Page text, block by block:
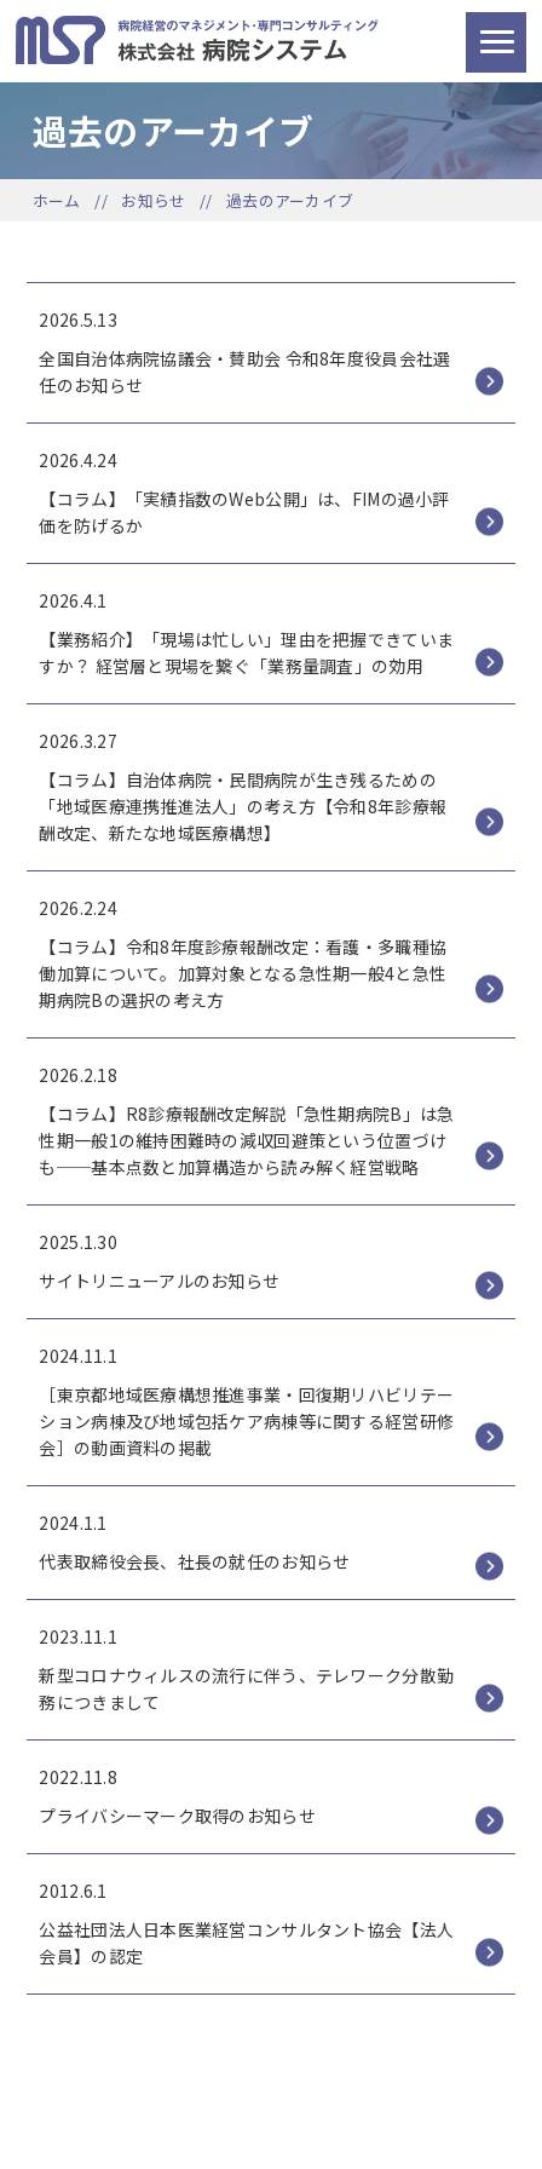
過去のアーカイブ
ホーム お知らせ 過去のアーカイブ
2026.5.13
全国自治体病院協議会・賛助会 令和8年度役員会社選
任のお知らせ
2026.4.24
【コラム】「実績指数のWeb公開」は、FIMの過小評
価を防げるか
2026.4.1
【業務紹介】「現場は忙しい」理由を把握できていま
すか？ 経営層と現場を繋ぐ「業務量調査」の効用
2026.3.27
【コラム】自治体病院・民間病院が生き残るための
「地域医療連携推進法人」の考え方【令和8年診療報
酬改定、新たな地域医療構想】
2026.2.24
【コラム】令和8年度診療報酬改定：看護・多職種協
働加算について。加算対象となる急性期一般4と急性
期病院Bの選択の考え方
2026.2.18
【コラム】R8診療報酬改定解説「急性期病院B」は急
性期一般1の維持困難時の減収回避策という位置づけ
も──基本点数と加算構造から読み解く経営戦略
2025.1.30
サイトリニューアルのお知らせ
2024.11.1
［東京都地域医療構想推進事業・回復期リハビリテー
ション病棟及び地域包括ケア病棟等に関する経営研修
会］の動画資料の掲載
2024.1.1
代表取締役会長、社長の就任のお知らせ
2023.11.1
新型コロナウィルスの流行に伴う、テレワーク分散勤
務につきまして
2022.11.8
プライバシーマーク取得のお知らせ
2012.6.1
公益社団法人日本医業経営コンサルタント協会【法人
会員】の認定